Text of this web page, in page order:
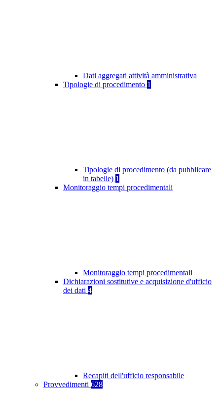
Dati aggregati attività amministrativa
Tipologie di procedimento 1
Tipologie di procedimento (da pubblicare
in tabelle) 1
Monitoraggio tempi procedimentali
Monitoraggio tempi procedimentali
Dichiarazioni sostitutive e acquisizione d'ufficio
dei dati 4
Recapiti dell'ufficio responsabile
Provvedimenti 628